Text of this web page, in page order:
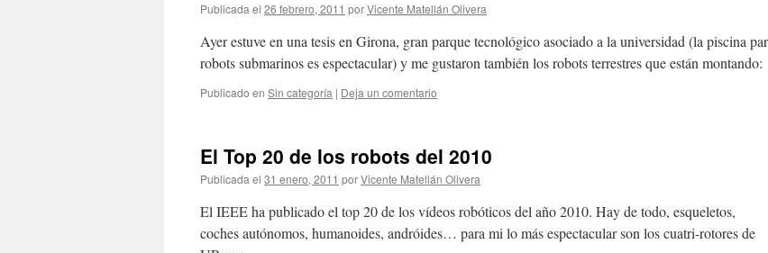
Publicada el 26 febrero, 2011 porVicente Matellán Olivera
Ayer estuve en una tesis en Girona, gran parque tecnológico asociado a la universidad (la piscina
robots submarinos es espectacular) y me gustaron también los robots terrestres que están montando:
Publicado en Sin categoría | Deja un comentario
El Top 20 de los robots del 2010
Publicada el 31 enero, 2011 porVicente Matellán Olivera
El IEEE ha publicado el top 20 de los vídeos robóticos del año 2010. Hay de todo, esqueletos,
coches autónomos, humanoides, andróides… para mi lo más espectacular son los cuatri-rotores de